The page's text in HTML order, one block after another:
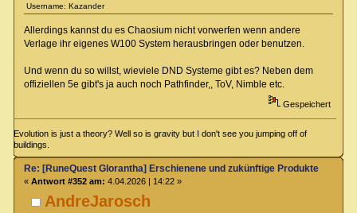
Username: Kazander
Allerdings kannst du es Chaosium nicht vorwerfen wenn andere
Verlage ihr eigenes W100 System herausbringen oder benutzen.
Und wenn du so willst, wieviele DND Systeme gibt es? Neben dem
offiziellen 5e gibt's ja auch noch Pathfinder,, ToV, Nimble etc.
Gespeichert
Evolution is just a theory? Well so is gravity but I don't see you jumping off of
buildings.
AndreJarosch
Re: [RuneQuest Glorantha] Erschienene und zukünftige Produkte
« Antwort #352 am: 4.04.2026 | 14:22 »